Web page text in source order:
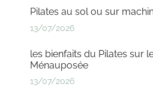
Pilates au sol ou sur
13/07/2026
les bienfaits du Pilates sur
Ménauposée
13/07/2026